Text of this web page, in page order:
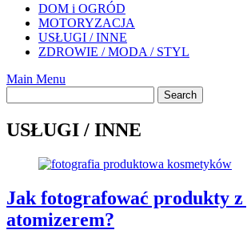
DOM i OGRÓD
MOTORYZACJA
USŁUGI / INNE
ZDROWIE / MODA / STYL
Main Menu
USŁUGI / INNE
Jak fotografować produkty
atomizerem?